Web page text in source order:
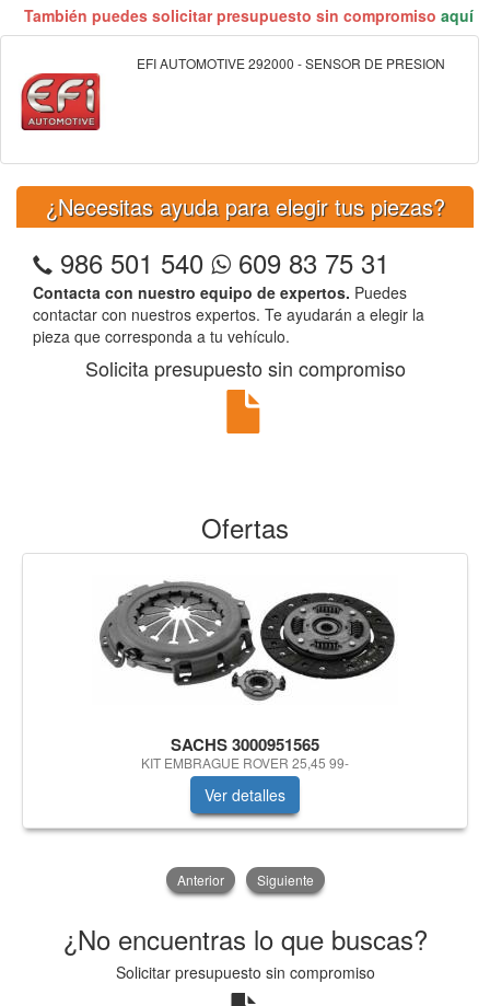
También puedes solicitar presupuesto sin compromiso aquí
EFI AUTOMOTIVE 292000 - SENSOR DE PRESION
¿Necesitas ayuda para elegir tus piezas?
986 501 540 609 83 75 31
Contacta con nuestro equipo de expertos. Puedes
contactar con nuestros expertos. Te ayudarán a elegir la
pieza que corresponda a tu vehículo.
Solicita presupuesto sin compromiso
Ofertas
SACHS 3000951565
KIT EMBRAGUE ROVER 25,45 99-
Ver detalles
Anterior Siguiente
¿No encuentras lo que buscas?
Solicitar presupuesto sin compromiso